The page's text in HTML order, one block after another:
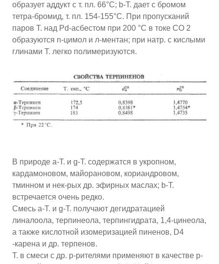
образует аддукт с т. пл. 66°С; b-T. дает с бромом
тетра-бромид, т. пл. 154-155°С. При пропусканий
паров Т. над Pd-асбестом при 200 °С в токе СО 2
образуются n-цимол и л-ментан; при натр. с кислыми
глинами Т. легко полимеризуются.
В природе a-Т. и g-T. содержатся в укропном,
кардамоновом, майорановом, кориандровом,
тминном и нек-рых др. эфирных маслах; b-T.
встречается очень редко.
Смесь a-Т. и g-T. получают дегидратацией
линалоола, терпинеола, терпингидрата, 1,4-цинеола,
а также кислотной изомеризацией пиненов, D4
-карена и др. терпенов.
Т. в смеси с др. р-рителями применяют в качестве р-